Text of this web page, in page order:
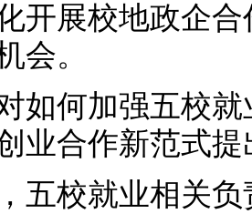
开展校地政企
会。
何加强五校就
业合作新范式
校就业相关负